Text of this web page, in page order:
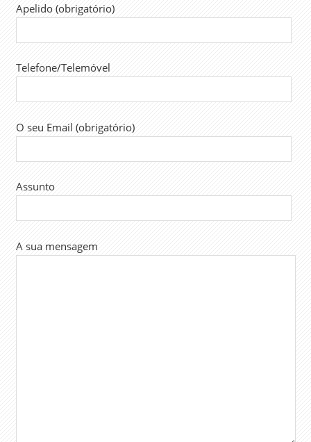
Apelido (obrigatório)
Telefone/Telemóvel
O seu Email (obrigatório)
Assunto
A sua mensagem